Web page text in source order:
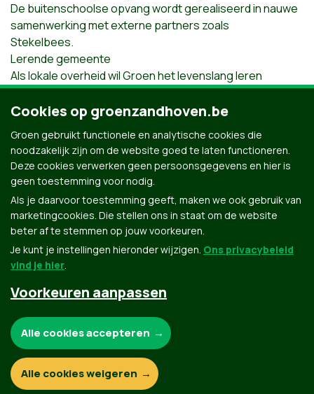
De buitenschoolse opvang wordt gerealiseerd in nauwe
samenwerking met externe partners zoals
Stekelbees.
Lerende gemeente
Als lokale overheid wil Groen het levenslang leren
stimuleren. Dit kan o.a. door het organiseren van
verschillende cursussen voor de inwoners van
Tijdens examenperiodes – maar ook daarbuiten- worden
er studieruimten gecreëerd voor iedereen die
thuis geen rustige studieplek heeft.
Groen.be
© Copyright Groen 2026 | Gemaakt met NationBuilder
Contact Privacybeleid
Cookies op groenzandhoven.be
Groen gebruikt functionele en analytische cookies die
noodzakelijk zijn om de website goed te laten functioneren.
Deze cookies verwerken geen persoonsgegevens en hier is
geen toestemming voor nodig.
Als je daarvoor toestemming geeft, maken we ook gebruik van
marketingcookies. Die stellen ons in staat om de website
beter af te stemmen op jouw voorkeuren.
Je kunt je instellingen hieronder wijzigen. Ons privacybeleid
vind je hier.
Voorkeuren aanpassen
Functionele en analytische cookies:
Alle cookies accepteren
Alle cookies weigeren